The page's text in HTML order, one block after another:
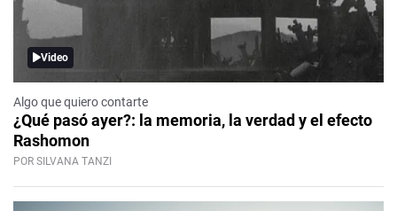
Video
Algo que quiero contarte
¿Qué pasó ayer?: la memoria, la verdad y el efecto
Rashomon
POR SILVANA TANZI